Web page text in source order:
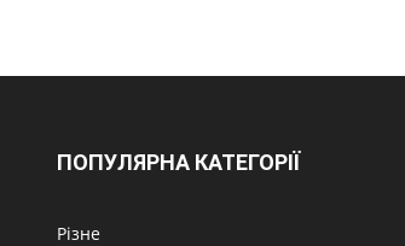
ПОПУЛЯРНА КАТЕГОРІЇ
Різне